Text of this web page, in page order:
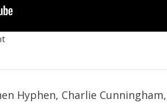
Hyphen, Charlie